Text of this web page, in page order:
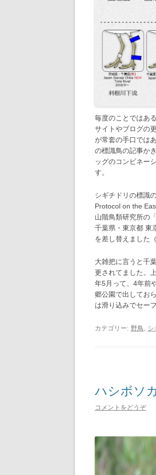
毎度のことではあ
サイトやブログの
が常套の手口では
の標識鳥の記事か
ッグのコンビネー
す。
シギチドリの標識
Protocol on the
山階鳥類研究所の
千葉県・東京都 東
を差し替えました
大雑把に言うと千
更されてました。
年5月って、4年前
郷公園で出してお
は滑り込みでセー
カテゴリー: 野鳥, シ
ハシボソ
コメントをどうぞ